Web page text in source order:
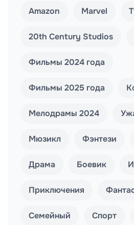
Amazon Marvel
20th Century Studios
Фильмы 2024 года
Фильмы 2025 года
Мелодрамы 2024
Мюзикл Фэнтези
Драма Боевик
Приключения
Семейный Спорт